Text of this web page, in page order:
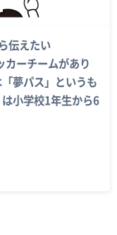
伝えたい
ーチームがあり
夢パス」というも
小学校1年生から6